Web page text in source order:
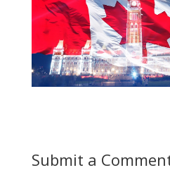
Submit a